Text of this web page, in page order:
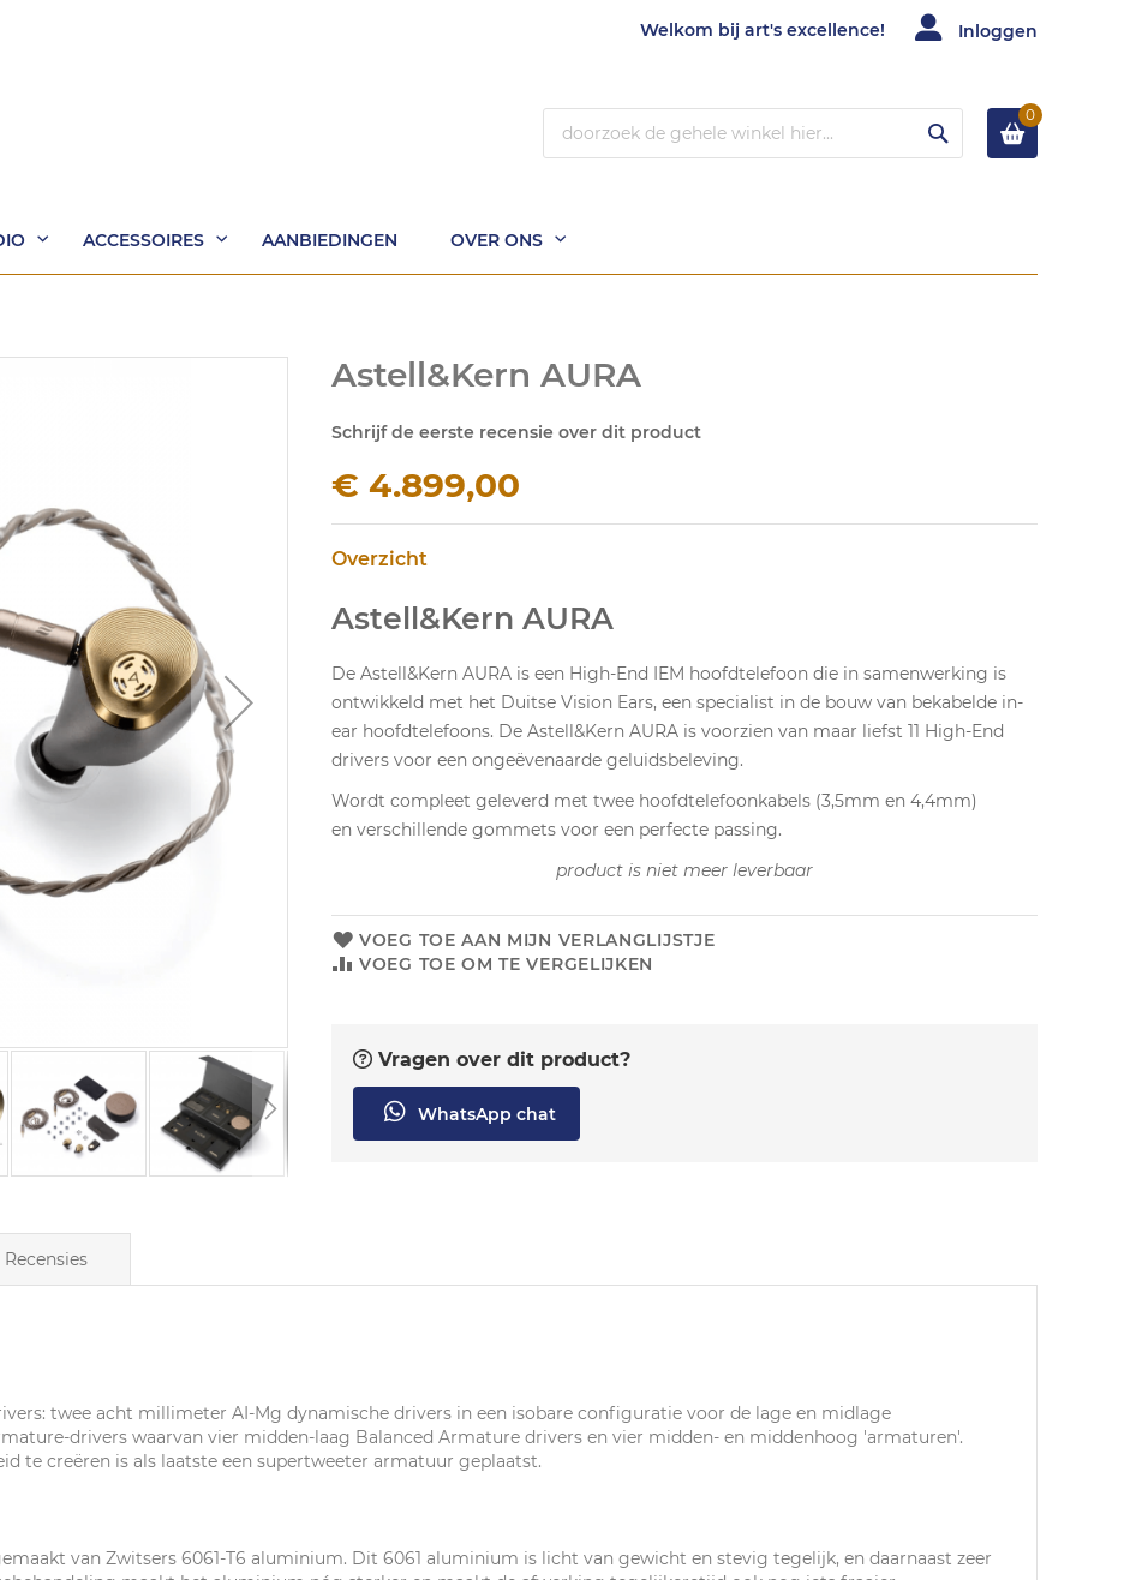
Welkom bij art's excellence! Inloggen
0
ACCESSOIRES AANBIEDINGEN OVER ONS
Astell&Kern AURA
Schrijf de eerste recensie over dit product
€ 4.899,00
Overzicht
Astell&Kern AURA
De Astell&Kern AURA is een High-End IEM hoofdtelefoon die in samenwerking is
ontwikkeld met het Duitse Vision Ears, een specialist in de bouw van bekabelde in-
ear hoofdtelefoons. De Astell&Kern AURA is voorzien van maar liefst 11 High-End
drivers voor een ongeëvenaarde geluidsbeleving.
Wordt compleet geleverd met twee hoofdtelefoonkabels (3,5mm en 4,4mm)
en verschillende gommets voor een perfecte passing.
product is niet meer leverbaar
VOEG TOE AAN MIJN VERLANGLIJSTJE
VOEG TOE OM TE VERGELIJKEN
Vragen over dit product?
WhatsApp chat
twee acht millimeter AI-Mg dynamische drivers in een isobare configuratie voor de lage en midlage
drivers waarvan vier midden-laag Balanced Armature drivers en vier midden- en middenhoog 'armaturen'.
te creëren is als laatste een supertweeter armatuur geplaatst.
van Zwitsers 6061-T6 aluminium. Dit 6061 aluminium is licht van gewicht en stevig tegelijk, en daarnaast zeer
Recensies